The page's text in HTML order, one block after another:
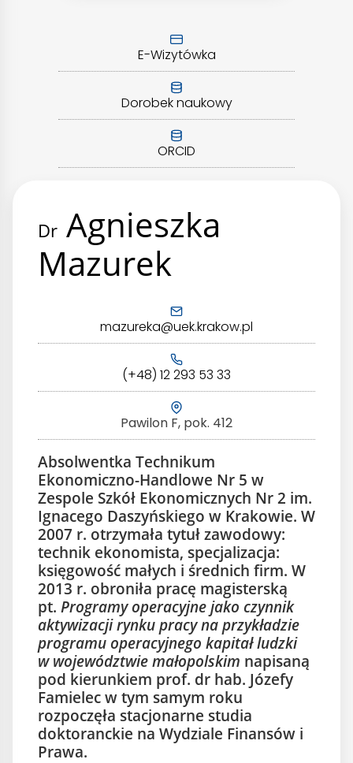
E-Wizytówka
Dorobek naukowy
ORCID
Dr Agnieszka
Mazurek
mazureka@uek.krakow.pl
(+48) 12 293 53 33
Pawilon F, pok. 412
Absolwentka Technikum
Ekonomiczno-Handlowe Nr 5 w
Zespole Szkół Ekonomicznych Nr 2 im.
Ignacego Daszyńskiego w Krakowie. W
2007 r. otrzymała tytuł zawodowy:
technik ekonomista, specjalizacja:
księgowość małych i średnich firm. W
2013 r. obroniła pracę magisterską
pt. Programy operacyjne jako czynnik
aktywizacji rynku pracy na przykładzie
programu operacyjnego kapitał ludzki
w województwie małopolskim napisaną
pod kierunkiem prof. dr hab. Józefy
Famielec w tym samym roku
rozpoczęła stacjonarne studia
doktoranckie na Wydziale Finansów i
Prawa.